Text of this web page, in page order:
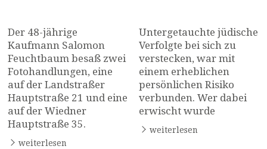
Der 48-jährige
Kaufmann Salomon
Feuchtbaum besaß zwei
Fotohandlungen, eine
auf der Landstraßer
Hauptstraße 21 und eine
auf der Wiedner
Hauptstraße 35.
weiterlesen
Untergetauchte jüdische
Verfolgte bei sich zu
verstecken, war mit
einem erheblichen
persönlichen Risiko
verbunden. Wer dabei
erwischt wurde
weiterlesen